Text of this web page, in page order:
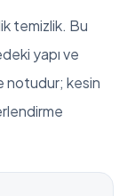
temizlik. Bu
yapı ve
notudur; kesin